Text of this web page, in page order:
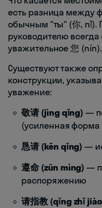
есть разница между
обычным "ты" (你, nǐ).
руководителю всегда
уважительное 您 (nín).
Существуют также
конструкции,
уважение:
敬请 (jìng qǐng) —
(усиленная
恳请 (kěn qǐng) —
遵命 (zūn mìng) —
распоряжению
请指教 (qǐng zhǐ